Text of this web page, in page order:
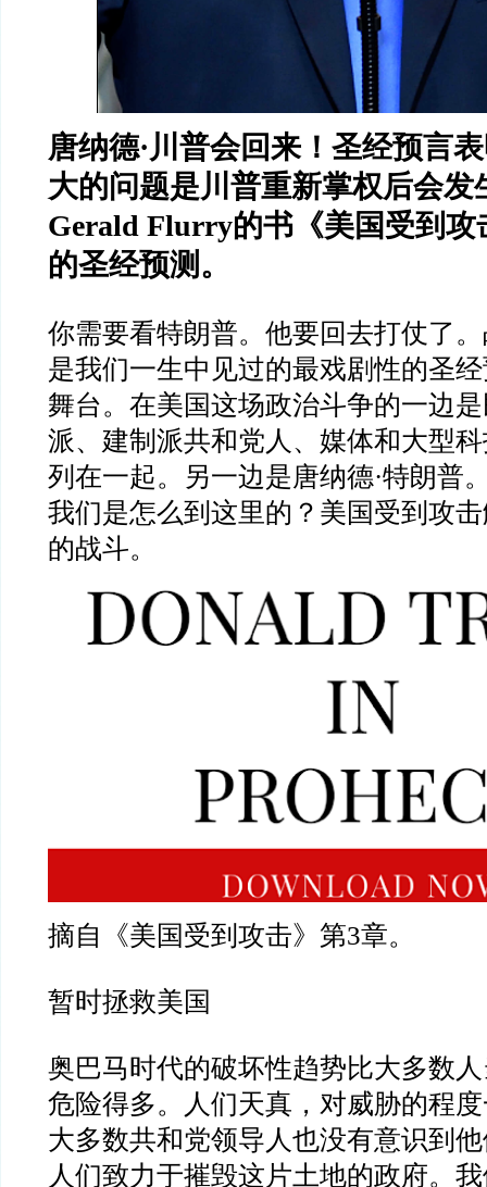
唐纳德·川普会回来！圣经预言
大的问题是川普重新掌权后会发
Gerald Flurry的书《美国受到
的圣经预测。
你需要看特朗普。他要回去打仗了
是我们一生中见过的最戏剧性的圣
舞台。在美国这场政治斗争的一边
派、建制派共和党人、媒体和大型
列在一起。另一边是唐纳德·特朗普
我们是怎么到这里的？美国受到攻
的战斗。
摘自《美国受到攻击》第3章。
暂时拯救美国
奥巴马时代的破坏性趋势比大多数
危险得多。人们天真，对威胁的程
大多数共和党领导人也没有意识到
人们致力于摧毁这片土地的政府。